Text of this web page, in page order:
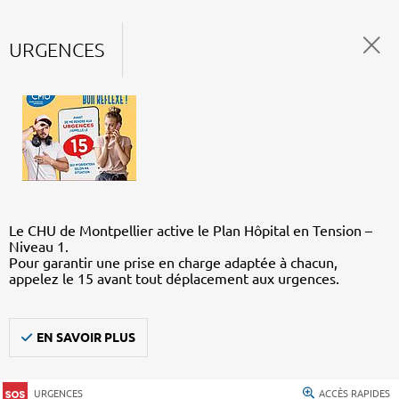
URGENCES
Le CHU de Montpellier active le Plan Hôpital en Tension –
Niveau 1.
Pour garantir une prise en charge adaptée à chacun,
appelez le 15 avant tout déplacement aux urgences.
EN SAVOIR PLUS
URGENCES ACCÈS RAPIDES